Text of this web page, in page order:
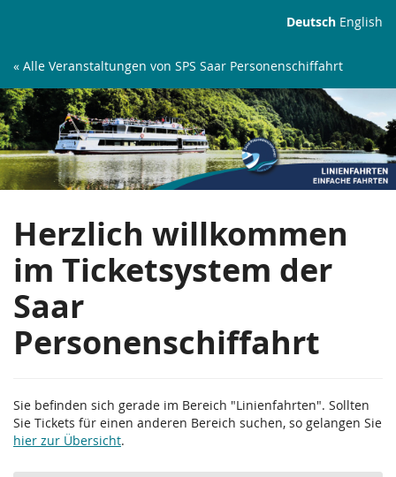
springen
Deutsch English
« Alle Veranstaltungen von SPS Saar Personenschiffahrt
Linienfahrten
Herzlich willkommen
im Ticketsystem der
Saar
Personenschiffahrt
Sie befinden sich gerade im Bereich "Linienfahrten". Sollten
Sie Tickets für einen anderen Bereich suchen, so gelangen Sie
hier zur Übersicht.